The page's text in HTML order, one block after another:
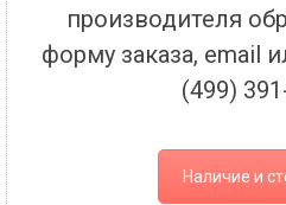
производителя
форму заказа, email
(499)
Наличие и